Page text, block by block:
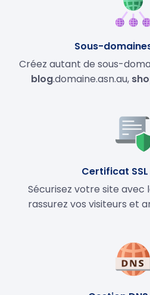
Sous-
Créez autant de sous-
blog.domaine.asn.au,
Certificat
Sécurisez votre site avec
rassurez vos visiteurs et